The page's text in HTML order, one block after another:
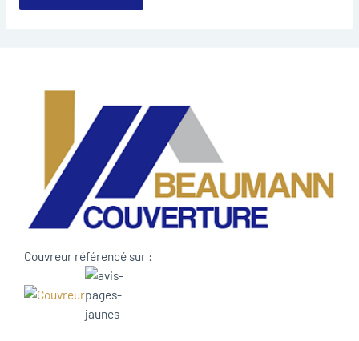
Couvreur référencé sur :